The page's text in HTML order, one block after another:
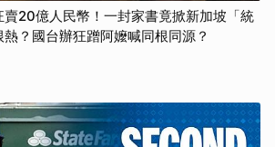
賣20億人民幣！一封家書竟掀新加坡「統
？國台辦狂蹭阿嬤喊同根同源？